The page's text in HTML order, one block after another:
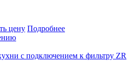
цену Подробнее